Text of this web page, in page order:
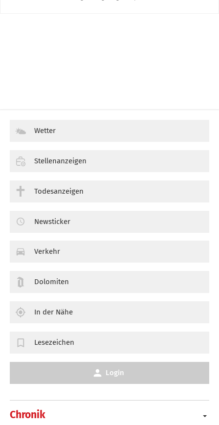
Chronik
Wetter
Stellenanzeigen
Todesanzeigen
Newsticker
Verkehr
Dolomiten
In der Nähe
Lesezeichen
Login